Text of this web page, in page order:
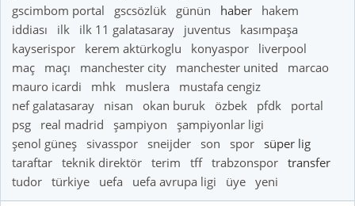
gscimbom portal
gscsözlük günün haber
hakem
iddiası
ilk ilk 11 galatasaray juventus
kasımpaşa
kayserispor
kerem aktürkoglu konyaspor
liverpool
maç
maçı manchester city manchester united
marcao
mauro icardi
mhk muslera
mustafa cengiz
nef galatasaray
nisan okan buruk özbek pfdk
portal
psg
real madrid şampiyon
şampiyonlar ligi
şenol güneş
sivasspor sneijder son spor
süper lig
taraftar teknik direktör terim tff trabzonspor transfer
tudor türkiye uefa uefa avrupa ligi üye yeni